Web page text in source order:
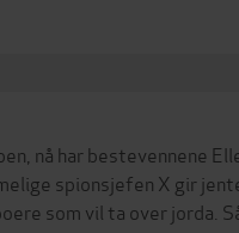
nå har bestevennene
spionsjefen X gir
som vil ta over jorda.